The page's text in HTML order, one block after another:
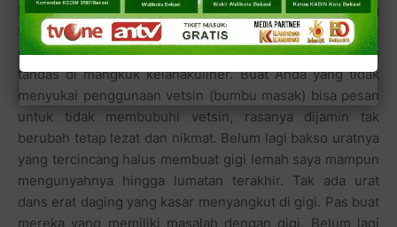
Rasa Bakso Malang 28 terbilang OK, gurih dan asinnya
tidak terlalu, apalagi kuahnya yang kaya nutrisi dan hasil
rebusan tulangan sapi serta bumbu rempah-rempah itu
tandas di mangkuk kelanakuliner. Buat Anda yang tidak
menyukai penggunaan vetsin (bumbu masak) bisa pesan
untuk tidak membubuhi vetsin, rasanya dijamin tak
berubah tetap lezat dan nikmat. Belum lagi bakso uratnya
yang tercincang halus membuat gigi lemah saya mampun
mengunyahnya hingga lumatan terakhir. Tak ada urat
dans erat daging yang kasar menyangkut di gigi. Pas buat
mereka yang memiliki masalah dengan gigi. Belum lagi